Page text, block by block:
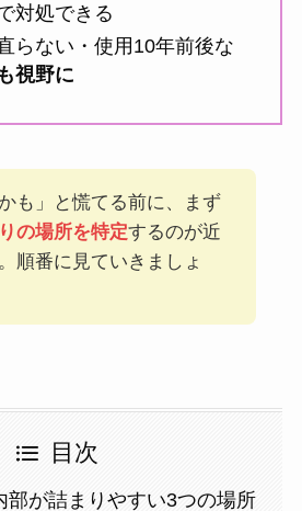
対処できる
らない・使用10年前後な
視野に
かも」と慌てる前に、まず
の場所を特定するのが近
順番に見ていきましょ
目次
部が詰まりやすい3つの場所